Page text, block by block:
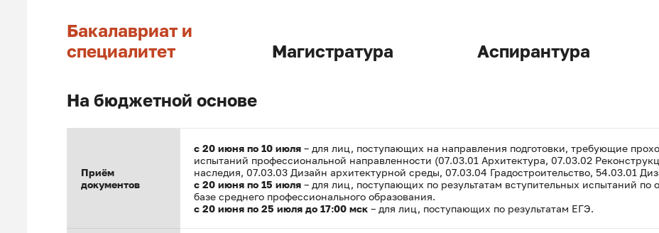
Бакалавриат и
специалитет
Магистратура Аспирантура
На бюджетной основе
Приём
документов
с 20 июня по 10 июля – для лиц, поступающих на направления подготовки, требующие
испытаний профессиональной направленности (07.03.01 Архитектура, 07.03.02
наследия, 07.03.03 Дизайн архитектурной среды, 07.03.04 Градостроительство, 54.03.01
с 20 июня по 15 июля – для лиц, поступающих по результатам вступительных испытаний
базе среднего профессионального образования.
с 20 июня по 25 июля до 17:00 мск – для лиц, поступающих по результатам ЕГЭ.